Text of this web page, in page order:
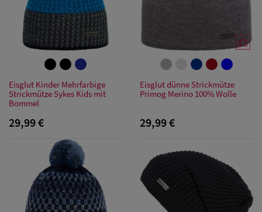
Eisglut Kinder Mehrfarbige
Strickmütze Sykes Kids mit
Bommel
29,99 €
Eisglut dünne Strickmütze
Primog Merino 100% Wolle
29,99 €